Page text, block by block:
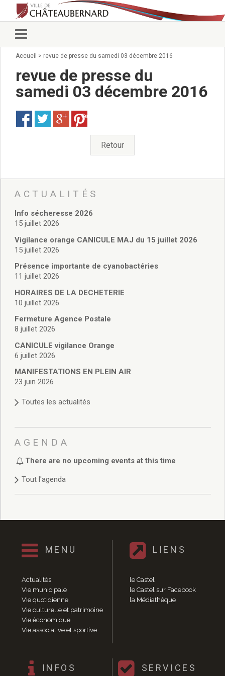
Vie municipale
Conseillers municipaux
Commissions 2026
Arrêtés du Maire
Services municipaux
Pour venir nous voir
administratives
Services Techniques
Affaires Scolaires
Vie associative
Police Municipale/règlementation
Cimetière/réglementation funéraire
Services en ligne
Licences boissons
Cadastre
Actes d’état civil
Budget de Fonctionnement
Budget d’Investissement
Conseils municipaux
Règlement du conseil municipal
Délibérations 2025
Délibérations 2022
Délibérations 2021
Délibérations 2020
Délibérations 2019
Délibérations 2018
Délibérations 2014
Délibérations 2013
Délibérations 2011
Délibérations 2010
Délibérations 2009
Délibérations 2008
Agenda réunions publiques
Marchés publics
Vie quotidienne
Accueil > revue de presse du samedi 03 décembre 2016
revue de presse du
samedi 03 décembre 2016
Save
Retour
ACTUALITÉS
Info sécheresse 2026
15 juillet 2026
Vigilance orange CANICULE MAJ du 15 juillet 2026
15 juillet 2026
Présence importante de cyanobactéries
11 juillet 2026
HORAIRES DE LA DECHETERIE
10 juillet 2026
Fermeture Agence Postale
8 juillet 2026
CANICULE vigilance Orange
6 juillet 2026
MANIFESTATIONS EN PLEIN AIR
23 juin 2026
Toutes les actualités
AGENDA
There are no upcoming events at this time
Tout l'agenda
MENU
Actualités
Vie municipale
Vie quotidienne
Vie culturelle et patrimoine
Vie économique
Vie associative et sportive
LIENS
le Castel
le Castel sur Facebook
la Médiathèque
INFOS SERVICES